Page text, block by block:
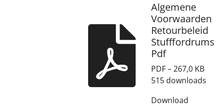
Algemene
Voorwaarden
Retourbeleid
Stufffordrums
Pdf
PDF – 267,0 KB
515 downloads
Download